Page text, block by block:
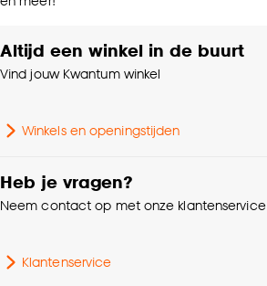
Altijd een winkel in de buurt
Vind jouw Kwantum winkel
Winkels en openingstijden
Heb je vragen?
Neem contact op met onze klantenservice
Klantenservice